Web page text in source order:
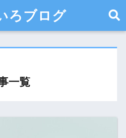
ろブログ
一覧